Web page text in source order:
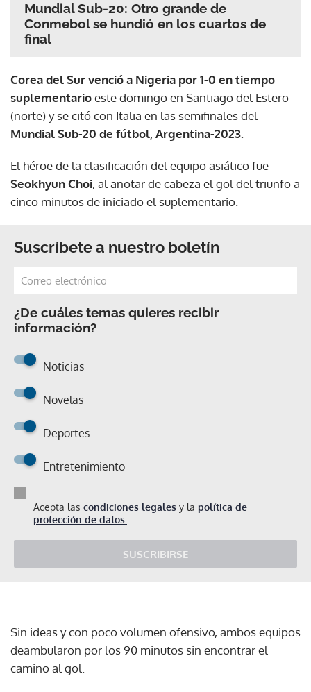
Mundial Sub-20: Otro grande de
Conmebol se hundió en los cuartos de
final
Corea del Sur venció a Nigeria por 1-0 en tiempo
suplementarioeste domingo en Santiago del Estero
(norte) y se citó con Italia en las semifinales del
Mundial Sub-20 de fútbol, Argentina-2023.
El héroe de la clasificación del equipo asiático fue
Seokhyun Choi, al anotar de cabeza el gol del triunfo a
cinco minutos de iniciado el suplementario.
Suscríbete a nuestro boletín
¿De cuáles temas quieres recibir
información?
Noticias
Novelas
Deportes
Entretenimiento
Acepta las condiciones legales y la política de
protección de datos.
SUSCRIBIRSE
Sin ideas y con poco volumen ofensivo, ambos equipos
deambularon por los 90 minutos sin encontrar el
camino al gol.